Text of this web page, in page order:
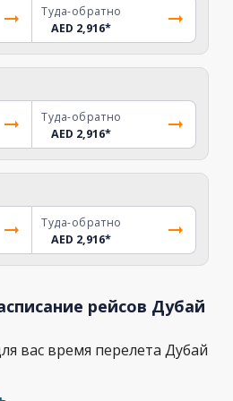
Туда-обратно
AED 2,916*
Туда-обратно
AED 2,916*
Туда-обратно
AED 2,916*
рейсов Дубай
вас время перелета Дубай